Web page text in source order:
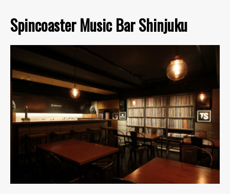
Spincoaster Music Bar Shinjuku